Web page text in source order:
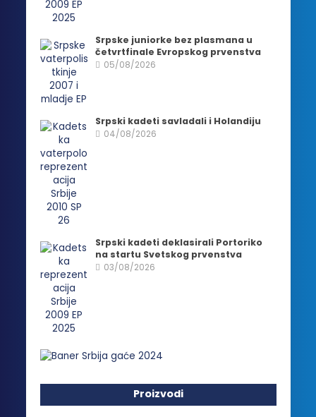
Srpske juniorke bez plasmana u
četvrtfinale Evropskog prvenstva
05/08/2026
Srpski kadeti savladali i Holandiju
04/08/2026
Srpski kadeti deklasirali Portoriko
na startu Svetskog prvenstva
03/08/2026
Proizvodi